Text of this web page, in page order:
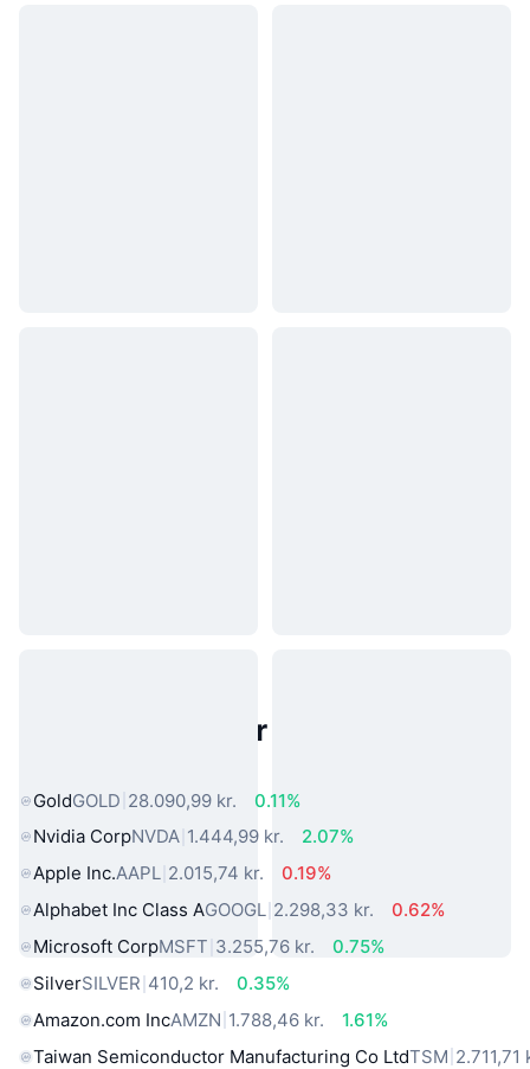
Populære aktiver fra den virkelige
GoldGOLD 28.090,99 kr.
0.11%
Nvidia CorpNVDA 1.444,99 kr.
2.07%
Apple Inc.AAPL 2.015,74 kr.
0.19%
Alphabet Inc Class AGOOGL 2.298,33 kr.
0.62%
Microsoft CorpMSFT 3.255,76 kr.
0.75%
SilverSILVER 410,2 kr.
0.35%
Amazon.com IncAMZN 1.788,46 kr.
1.61%
Taiwan Semiconductor Manufacturing Co LtdTSM 2.711,71